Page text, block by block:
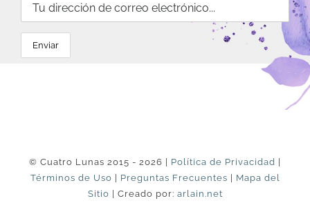
© Cuatro Lunas 2015 - 2026 | Política de Privacidad
Términos de Uso
Preguntas Frecuentes
Mapa del
Sitio | Creado por: arlain.net